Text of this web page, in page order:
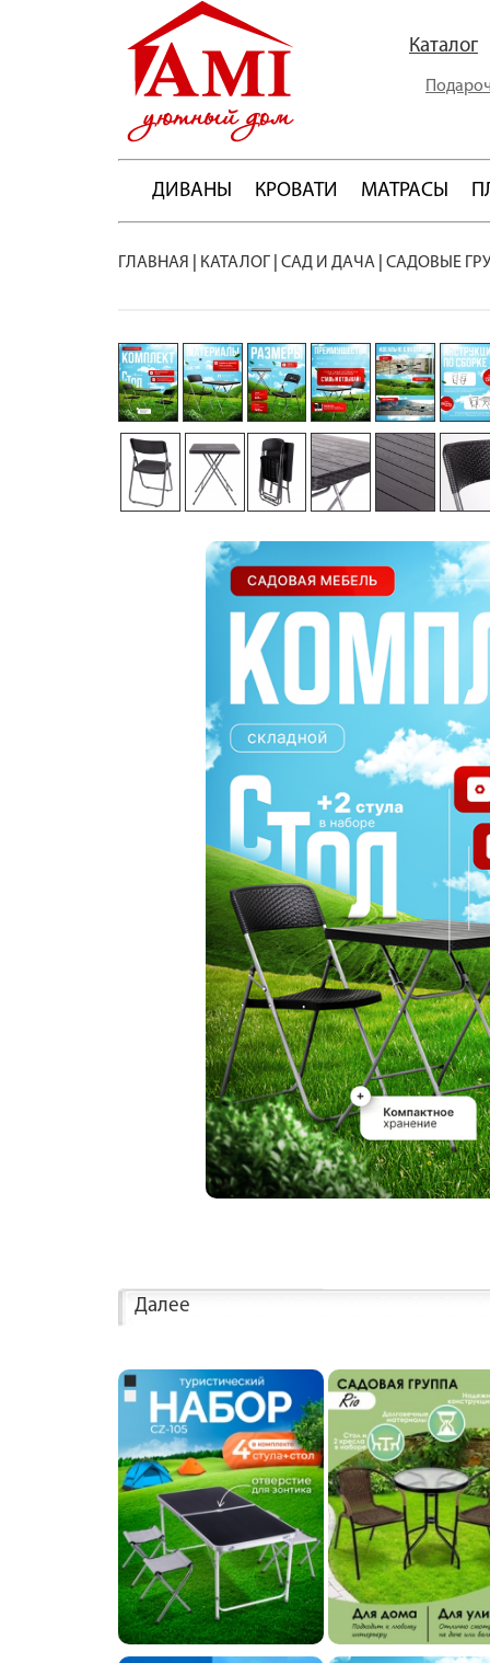
Каталог
ДИВАНЫ КРОВАТИ МАТРАСЫ
ГЛАВНАЯ КАТАЛОГ САД И ДАЧА САДОВЫЕ
Далее